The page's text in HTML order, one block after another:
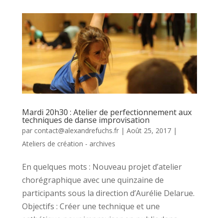
Mardi 20h30 : Atelier de perfectionnement aux
techniques de danse improvisation
par contact@alexandrefuchs.fr| Août 25, 2017|
Ateliers de création - archives
En quelques mots : Nouveau projet d’atelier
chorégraphique avec une quinzaine de
participants sous la direction d’Aurélie Delarue.
Objectifs : Créer une technique et une